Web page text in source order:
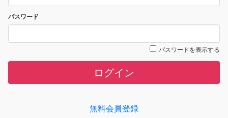
パスワード
パスワードを表示する
ログイン
無料会員登録